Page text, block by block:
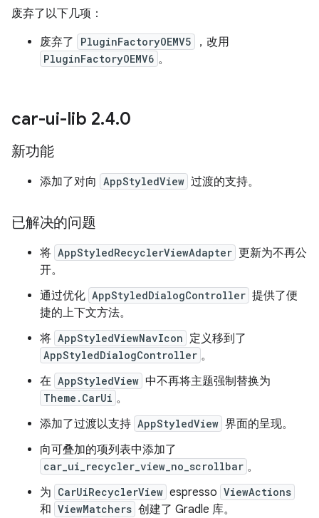
废弃了以下几项：
废弃了
PluginFactoryOEMV5 ，改用
PluginFactoryOEMV6 。
car-ui-lib 2.4.0
新功能
添加了对向 AppStyledView 过渡的支持。
已解决的问题
将 AppStyledRecyclerViewAdapter 更新为不再公
开。
通过优化 AppStyledDialogController 提供了便
捷的上下文方法。
将 AppStyledViewNavIcon 定义移到了
AppStyledDialogController 。
在 AppStyledView 中不再将主题强制替换为
Theme.CarUi 。
添加了过渡以支持 AppStyledView 界面的呈现。
向可叠加的项列表中添加了
car_ui_recycler_view_no_scrollbar 。
为 CarUiRecyclerView espresso ViewActions
和 ViewMatchers 创建了 Gradle 库。